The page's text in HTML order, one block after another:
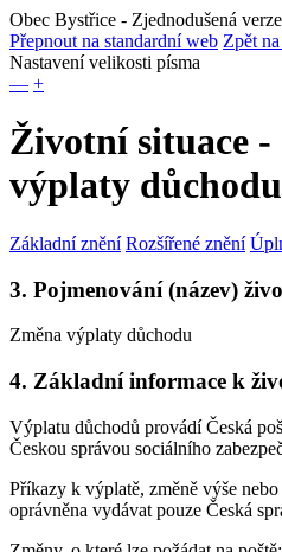
Obec Bystřice - Zjednodušená
Přepnout na standardní web Zpět
Nastavení velikosti písma
— +
Životní situace -
výplaty důchodu
Základní znění Rozšířené znění
3. Pojmenování (název)
Změna výplaty důchodu
4. Základní informace k
Výplatu důchodů provádí Česká
Českou správou sociálního
Příkazy k výplatě, změně výše
oprávněna vydávat pouze Česká